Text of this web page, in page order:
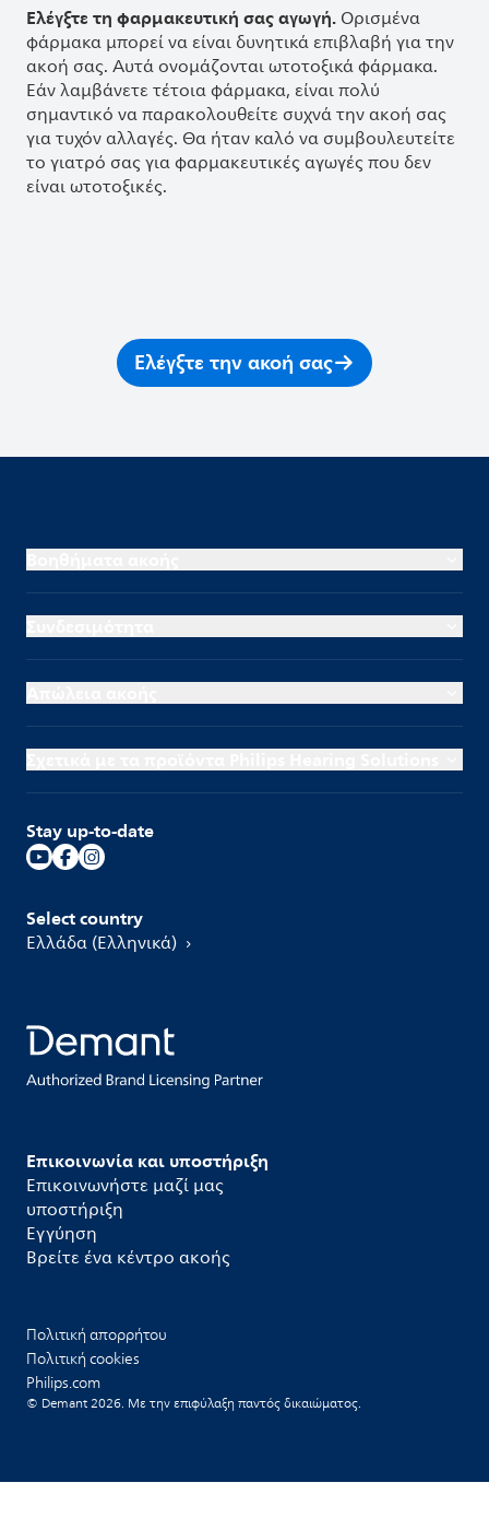
Ελέγξτε τη φαρμακευτική σας αγωγή.Ορισμένα
φάρμακα μπορεί να είναι δυνητικά επιβλαβή για την
ακοή σας. Αυτά ονομάζονται ωτοτοξικά φάρμακα.
Εάν λαμβάνετε τέτοια φάρμακα, είναι πολύ
σημαντικό να παρακολουθείτε συχνά την ακοή σας
για τυχόν αλλαγές. Θα ήταν καλό να συμβουλευτείτε
το γιατρό σας για φαρμακευτικές αγωγές που δεν
είναι ωτοτοξικές.
Ελέγξτε την ακοή σας
Βοηθήματα ακοής
Συνδεσιμότητα
Απώλεια ακοής
Σχετικά με τα προϊόντα Philips Hearing Solutions
Επικοινωνία και υποστήριξη
Επικοινωνήστε μαζί μας
υποστήριξη
Εγγύηση
Βρείτε ένα κέντρο ακοής
Stay up-to-date
Select country
Ελλάδα (Ελληνικά)
Πολιτική απορρήτου
Πολιτική cookies
Philips.com
© Demant 2026. Με την επιφύλαξη παντός δικαιώματος.